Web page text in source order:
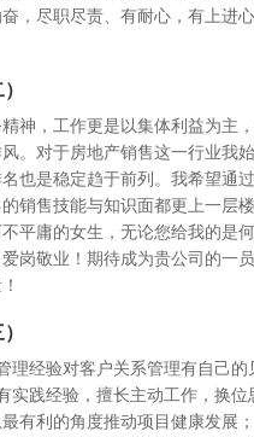
，尽职尽责、有耐心，有上进
神，工作更是以集体利益为主
。对于房地产销售这一行业我
也是稳定趋于前列。我希望通
销售技能与知识面都更上一层
平庸的女生，无论您给我的是
岗敬业！期待成为贵公司的一
理经验对客户关系管理有自己的
实践经验，擅长主动工作，换位
有利的角度推动项目健康发展；